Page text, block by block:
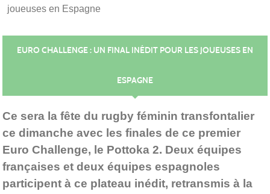
joueuses en Espagne
EURO CHALLENGE : UN FINAL INÉDIT POUR LES JOUEUSES EN
ESPAGNE
Ce sera la fête du rugby féminin transfontalier
ce dimanche avec les finales de ce premier
Euro Challenge, le Pottoka 2. Deux équipes
françaises et deux équipes espagnoles
participent à ce plateau inédit, retransmis à la